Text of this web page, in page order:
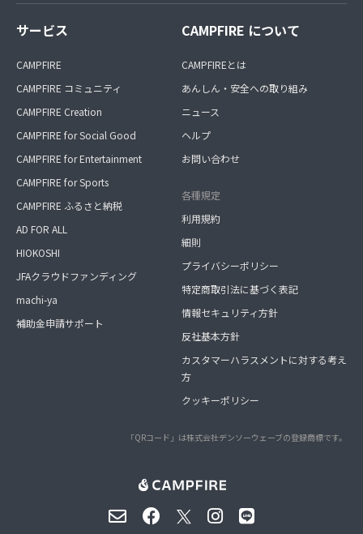
サービス
CAMPFIRE
CAMPFIRE コミュニティ
CAMPFIRE Creation
CAMPFIRE for Social Good
CAMPFIRE for Entertainment
CAMPFIRE for Sports
CAMPFIRE ふるさと納税
AD FOR ALL
HIOKOSHI
JFAクラウドファンディング
machi-ya
補助金申請サポート
CAMPFIRE について
CAMPFIREとは
あんしん・安全への取り組み
ニュース
ヘルプ
お問い合わせ
各種規定
利用規約
細則
プライバシーポリシー
特定商取引法に基づく表記
情報セキュリティ方針
反社基本方針
カスタマーハラスメントに対する考え
方
クッキーポリシー
「QRコード」は株式会社デンソーウェーブの登録商標です。